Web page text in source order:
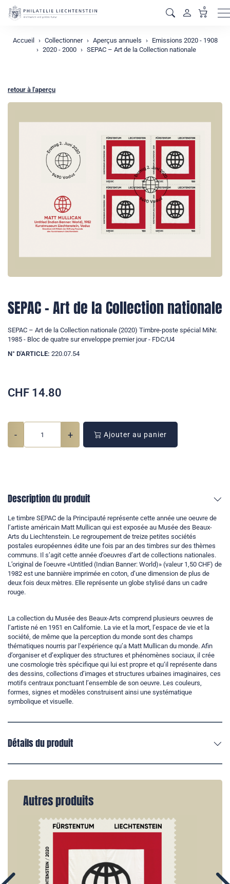
0
Accueil Collectionner Aperçus annuels
Emissions 2020 - 1908
2020 - 2000
SEPAC – Art de la Collection nationale
retour à l'aperçu
SEPAC – Art de la Collection nationale
SEPAC – Art de la Collection nationale (2020) Timbre-poste spécial MiNr.
1985 - Bloc de quatre sur enveloppe premier jour - FDC/U4
N° D'ARTICLE: 220.07.54
CHF 14.80
- + Ajouter au panier
Description du produit
Le timbre SEPAC de la Principauté représente cette année une oeuvre de
l’artiste américain Matt Mullican qui est exposée au Musée des Beaux-
Arts du Liechtenstein. Le regroupement de treize petites sociétés
postales européennes édite une fois par an des timbres sur des thèmes
communs. Il s’agit cette année d’oeuvres d’art de collections nationales.
L’original de l’oeuvre «Untitled (Indian Banner: World)» (valeur 1,50 CHF) de
1982 est une bannière imprimée en coton, d’une dimension de plus de
deux fois deux mètres. Elle représente un globe stylisé dans un cadre
rouge.
La collection du Musée des Beaux-Arts comprend plusieurs oeuvres de
l’artiste né en 1951 en Californie. La vie et la mort, l’espace de vie et la
société, de même que la perception du monde sont des champs
thématiques nourris par l’expérience qu’a Matt Mullican du monde. Afin
d’organiser et d’expliquer des structures et phénomènes sociaux, il crée
une cosmologie très spécifique qui lui est propre et qu‘il représente dans
des dessins, collections d’images et structures urbaines imaginaires, ces
motifs centraux ponctuant l’ensemble de son oeuvre. Les couleurs,
formes, signes et modèles construisent ainsi une systématique
symbolique et visuelle.
Détails du produit
Autres produits